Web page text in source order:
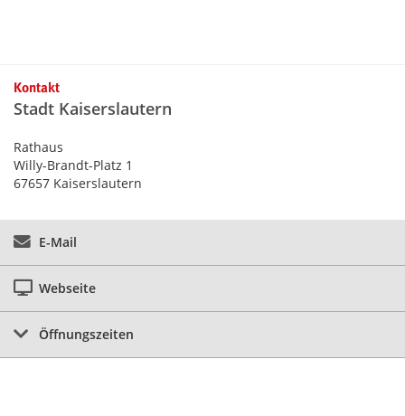
Kontaktinformationen und Weiterführendes
Kontakt
Stadt Kaiserslautern
Rathaus
Willy-Brandt-Platz 1
67657 Kaiserslautern
E-Mail
Webseite
Öffnungszeiten